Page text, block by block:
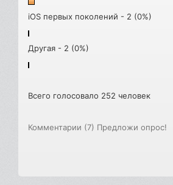
iOS первых поколений - 2 (0%)
Другая - 2 (0%)
Всего голосовало 252 человек
Комментарии (7) Предложи опрос!